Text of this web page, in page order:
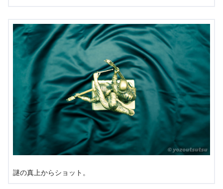
謎の真上からショット。